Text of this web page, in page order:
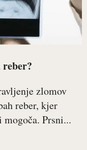
zlomov
reber, kjer
Prsni...